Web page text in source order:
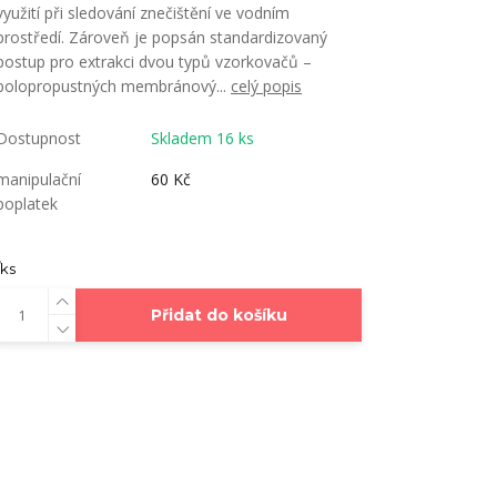
při sledování znečištění ve vodním
Zároveň je popsán standardizovaný
pro extrakci dvou typů vzorkovačů –
membránový... celý popis
Skladem 16 ks
60 Kč
ks
Přidat do košíku